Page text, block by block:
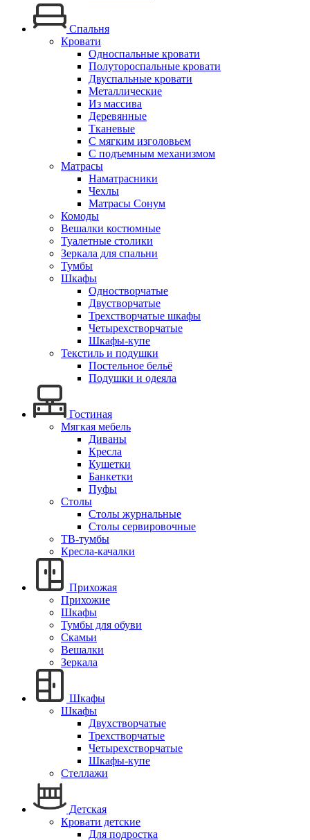
Спальня
Кровати
Односпальные кровати
Полутороспальные кровати
Двуспальные кровати
Металлические
Из массива
Деревянные
Тканевые
С мягким изголовьем
С подъемным механизмом
Матрасы
Наматрасники
Чехлы
Матрасы Сонум
Комоды
Вешалки костюмные
Туалетные столики
Зеркала для спальни
Тумбы
Шкафы
Одностворчатые
Двустворчатые
Трехстворчатые шкафы
Четырехстворчатые
Шкафы-купе
Текстиль и подушки
Постельное бельё
Подушки и одеяла
Гостиная
Мягкая мебель
Диваны
Кресла
Кушетки
Банкетки
Пуфы
Столы
Столы журнальные
Столы сервировочные
ТВ-тумбы
Кресла-качалки
Прихожая
Прихожие
Шкафы
Тумбы для обуви
Скамьи
Вешалки
Зеркала
Шкафы
Шкафы
Двухстворчатые
Трехстворчатые
Четырехстворчатые
Шкафы-купе
Стеллажи
Детская
Кровати детские
Для подростка